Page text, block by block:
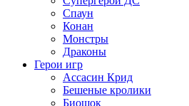
Спаун
Конан
Монстры
Драконы
Герои игр
Ассасин Крид
Бешеные кролики
Биошок